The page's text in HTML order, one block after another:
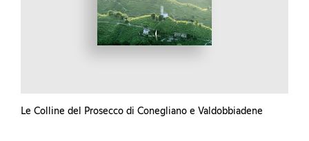
Le Colline del Prosecco di Conegliano e Valdobbiadene